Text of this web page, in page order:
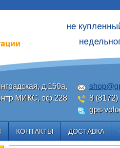
не
д.150а,
МИКС, оф.228
8 (8172)
gps-
КОНТАКТЫ ДОСТАВКА